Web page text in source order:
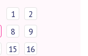
1
2
8
9
15 16